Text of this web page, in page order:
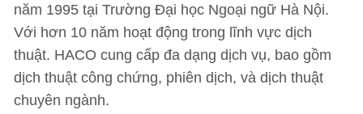
năm 1995 tại Trường Đại học Ngoại ngữ Hà Nội.
Với hơn 10 năm hoạt động trong lĩnh vực dịch
thuật. HACO cung cấp đa dạng dịch vụ, bao gồm
dịch thuật công chứng, phiên dịch, và dịch thuật
chuyên ngành.